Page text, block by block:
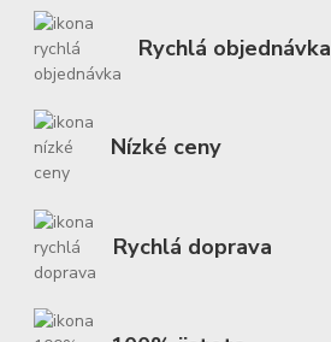
Rychlá objednávka
Nízké ceny
Rychlá doprava